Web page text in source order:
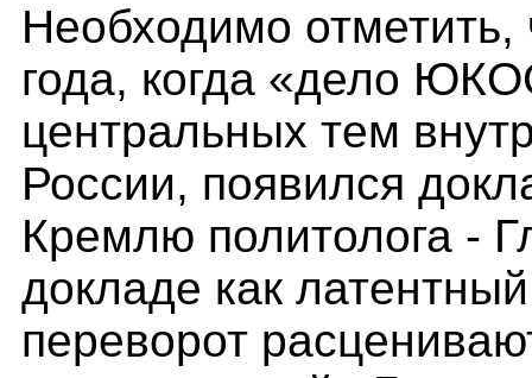
Необходимо отметить,
года, когда «дело
центральных тем
России, появился
Кремлю политолога -
докладе как
переворот